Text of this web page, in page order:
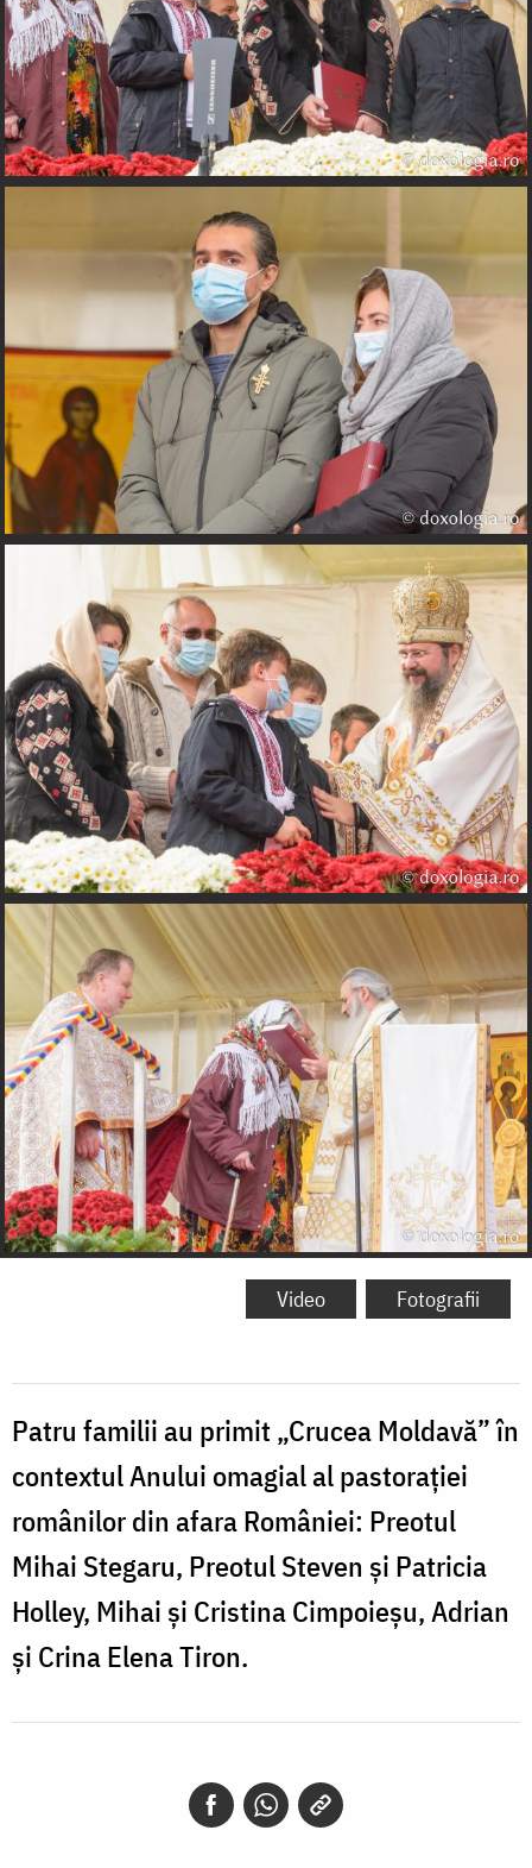
Video Fotografii
Patru familii au primit „Crucea Moldavă” în
contextul Anului omagial al pastorației
românilor din afara României: Preotul
Mihai Stegaru, Preotul Steven și Patricia
Holley, Mihai și Cristina Cimpoieșu, Adrian
și Crina Elena Tiron.